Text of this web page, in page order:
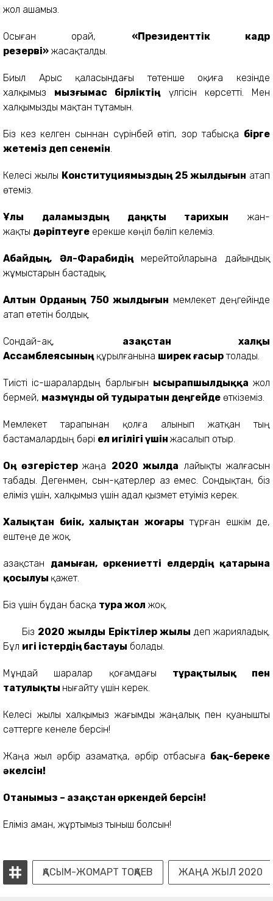
жол ашамыз.
Осыған орай, «Президенттік кадр
резерві» жасақталды.
Биыл Арыс қаласындағы төтенше оқиға кезінде
халқымыз мызғымас бірліктіңүлгісін көрсетті. Мен
халқымызды мақтан тұтамын.
Біз кез келген сыннан сүрінбей өтіп, зор табысқа бірге
жетеміз деп сенемін
Келесі жылы Конституциямыздың 25 жылдығын атап
өтеміз.
Ұлы даламыздың даңқты тарихын жан-
жақты дәріптеуге ерекше көңіл бөліп келеміз.
Абайдың, Әл-Фарабидің мерейтойларына дайындық
жұмыстарын бастадық.
Алтын Орданың 750 жылдығын мемлекет деңгейінде
атап өтетін болдық.
Сондай-ақ, Қазақстан халқы
Ассамблеясыныңқұрылғанына ширек ғасыртолады.
Тиісті іс-шаралардың барлығын ысырапшылдыққа жол
бермей, мазмұнды ой тудыратын деңгейде өткіземіз.
Мемлекет тарапынан қолға алынып жатқан тың
бастамалардың бәрі ел игілігі үшін жасалып отыр.
Оң өзгерістер жаңа 2020 жылда лайықты жалғасын
табады. Дегенмен, сын-қатерлер аз емес. Сондықтан, біз
еліміз үшін, халқымыз үшін адал қызмет етуіміз керек.
Халықтан биік, халықтан жоғары тұрған ешкім де,
ештеңе де жоқ.
Қазақстан дамыған, өркениетті елдердің қатарына
қосылуы қажет.
Біз үшін бұдан басқа тура жол жоқ.
Біз 2020 жылды Еріктілер жылы деп жарияладық.
Бұл игі істердің бастауы болады.
Мұндай шаралар қоғамдағы тұрақтылық пен
татулықты нығайту үшін керек.
Келесі жылы халқымыз жағымды жаңалық пен қуанышты
сәттерге кенеле берсін!
Жаңа жыл әрбір азаматқа, әрбір отбасыға бақ-береке
әкелсін!
Отанымыз – Қазақстан өркендей берсін!
Еліміз аман, жұртымыз тыныш болсын!
ҚАСЫМ-ЖОМАРТ ТОҚАЕВ ЖАҢА ЖЫЛ 2020